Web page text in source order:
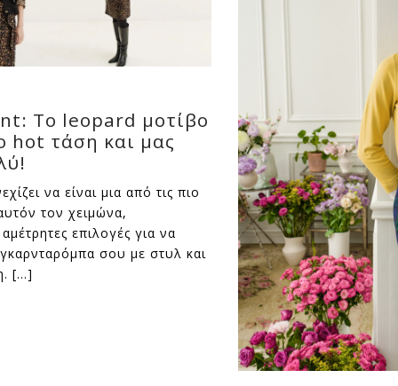
Το leopard μοτίβο
hot τάση και μας
να είναι μια από τις πιο
τον χειμώνα,
επιλογές για να
σου με στυλ και
[…]